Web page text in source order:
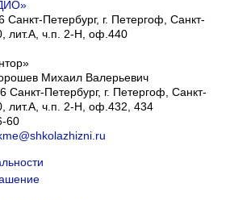
Санкт-Петербург, г. Петергоф, Санкт-
лит.А, ч.п. 2-Н, оф.440
Михаил Валерьевич
Санкт-Петербург, г. Петергоф, Санкт-
лит.А, ч.п. 2-Н, оф.432, 434
60